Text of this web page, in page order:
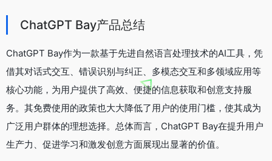
ChatGPT Bay产品总结
ChatGPT Bay作为一款基于先进自然语言处理技术的AI工具，凭
借其对话式交互、错误识别与纠正、多模态交互和多领域应用等
核心功能，为用户提供了高效、便捷的信息获取和创意支持服
务。其免费使用的政策也大大降低了用户的使用门槛，使其成为
广泛用户群体的理想选择。总体而言，ChatGPT Bay在提升用户
生产力、促进学习和激发创意方面展现出显著的价值。